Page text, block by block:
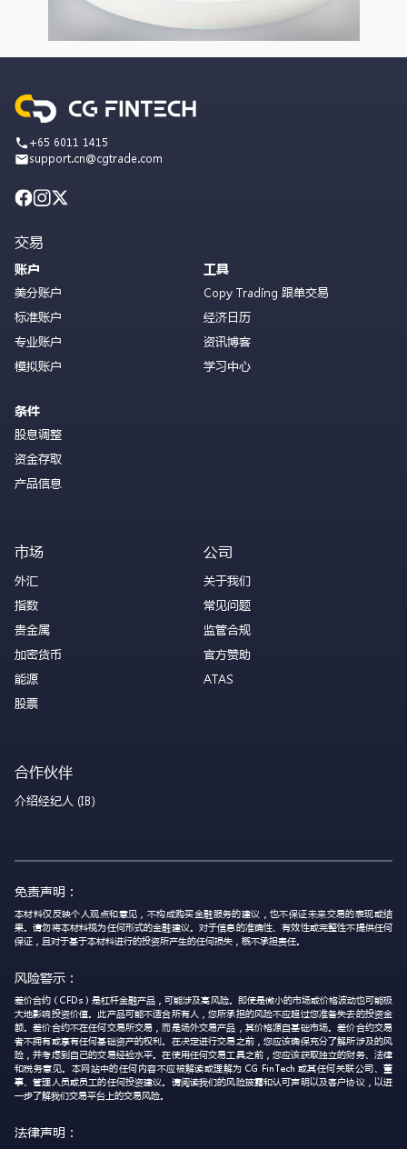
+65 6011 1415
support.cn@cgtrade.com
交易
账户
美分账户
标准账户
专业账户
模拟账户
条件
股息调整
资金存取
产品信息
工具
Copy Trading 跟单交易
经济日历
资讯博客
学习中心
市场
外汇
指数
贵金属
加密货币
能源
股票
公司
关于我们
常见问题
监管合规
官方赞助
ATAS
合作伙伴
介绍经纪人 (IB)
免责声明：
本材料仅反映个人观点和意见，不构成购买金融服务的建议，也不保证未来交易的表现或结
果。请勿将本材料视为任何形式的金融建议。对于信息的准确性、有效性或完整性不提供任何
保证，且对于基于本材料进行的投资所产生的任何损失，概不承担责任。
风险警示：
差价合约（CFDs）是杠杆金融产品，可能涉及高风险。即使是微小的市场或价格波动也可能极
大地影响投资价值。此产品可能不适合所有人，您所承担的风险不应超过您准备失去的投资金
额。差价合约不在任何交易所交易，而是场外交易产品，其价格源自基础市场。差价合约交易
者不拥有或享有任何基础资产的权利。在决定进行交易之前，您应该确保充分了解所涉及的风
险，并考虑到自己的交易经验水平。在使用任何交易工具之前，您应该获取独立的财务、法律
和税务意见。本网站中的任何内容不应被解读或理解为 CG FinTech 或其任何关联公司、董
事、管理人员或员工的任何投资建议。请阅读我们的风险披露和认可声明以及客户协议，以进
一步了解我们交易平台上的交易风险。
法律声明：